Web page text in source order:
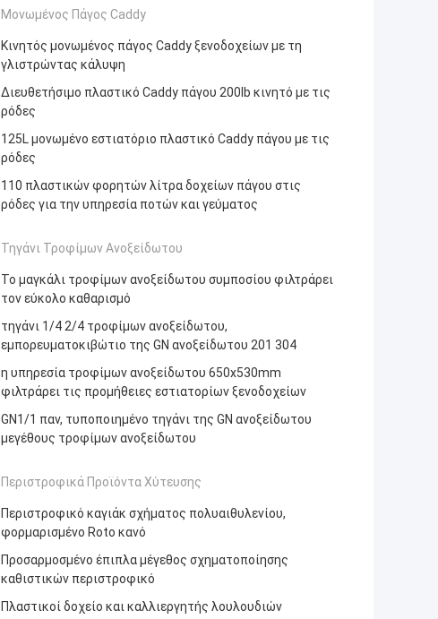
Μονωμένος Πάγος Caddy
Κινητός μονωμένος πάγος Caddy ξενοδοχείων με τη
γλιστρώντας κάλυψη
Διευθετήσιμο πλαστικό Caddy πάγου 200lb κινητό με τις
ρόδες
125L μονωμένο εστιατόριο πλαστικό Caddy πάγου με τις
ρόδες
110 πλαστικών φορητών λίτρα δοχείων πάγου στις
ρόδες για την υπηρεσία ποτών και γεύματος
Τηγάνι Τροφίμων Ανοξείδωτου
Το μαγκάλι τροφίμων ανοξείδωτου συμποσίου φιλτράρει
τον εύκολο καθαρισμό
τηγάνι 1/4 2/4 τροφίμων ανοξείδωτου,
εμπορευματοκιβώτιο της GN ανοξείδωτου 201 304
η υπηρεσία τροφίμων ανοξείδωτου 650x530mm
φιλτράρει τις προμήθειες εστιατορίων ξενοδοχείων
GN1/1 παν, τυποποιημένο τηγάνι της GN ανοξείδωτου
μεγέθους τροφίμων ανοξείδωτου
Περιστροφικά Προϊόντα Χύτευσης
Περιστροφικό καγιάκ σχήματος πολυαιθυλενίου,
φορμαρισμένο Roto κανό
Προσαρμοσμένο έπιπλα μέγεθος σχηματοποίησης
καθιστικών περιστροφικό
Πλαστικοί δοχείο και καλλιεργητής λουλουδιών